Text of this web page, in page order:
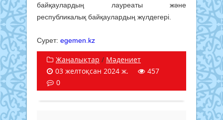
байқаулардың лауреаты және
республикалық байқаулардың жүлдегері.
Сурет: egemen.kz
Жаңалықтар / Мәдениет
03 желтоқсан 2024 ж.
457
0